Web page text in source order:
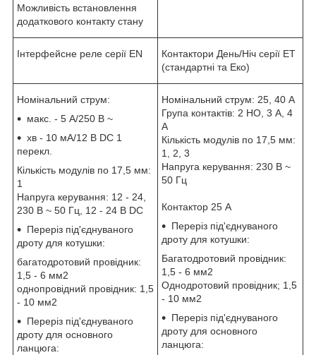
Можливість встановлення
додаткового контакту стану
Інтерфейсне реле серії EN
Контактори День/Ніч серії ET
(стандартні та Еко)
Номінальний струм:
макс. - 5 А/250 В ~
хв - 10 мА/12 B DC 1
перекл.
Кількість модулів по 17,5 мм:
1
Напруга керування: 12 - 24,
230 В ~ 50 Гц, 12 - 24 B DC
Переріз під'єднуваного
дроту для котушки:
багатодротовий провідник:
1,5 - 6 мм2
однопровідний провідник: 1,5
- 10 мм2
Переріз під'єднуваного
дроту для основного
ланцюга:
Номінальний струм: 25, 40 А
Група контактів: 2 НО, 3 А, 4
А
Кількість модулів по 17,5 мм:
1, 2, 3
Напруга керування: 230 В ~
50 Гц
Контактор 25 А
Переріз під'єднуваного
дроту для котушки:
Багатодротовий провідник:
1,5 - 6 мм2
Однодротовий провідник; 1,5
- 10 мм2
Переріз під'єднуваного
дроту для основного
ланцюга: